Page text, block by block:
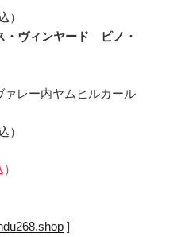
）
ヴィンヤード ピノ・
レー内ヤムヒルカール
）
]